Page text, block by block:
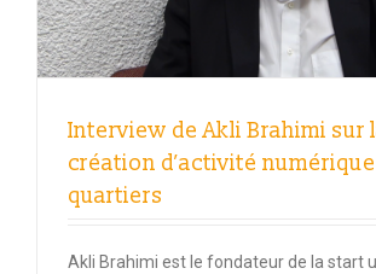
Interview de Akli Brahimi sur
création d’activité
quartiers
Akli Brahimi est le fondateur de la start